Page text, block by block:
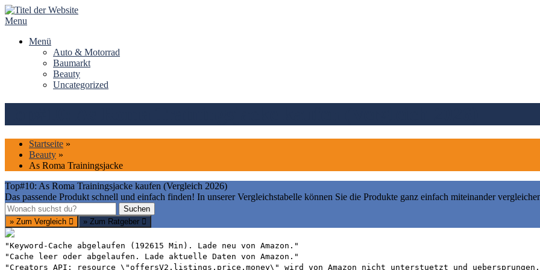
Skip
to
Menu
Menü
Auto & Motorrad
Baumarkt
Beauty
Uncategorized
Startseite »
Beauty »
As Roma Trainingsjacke
Top#10: As Roma Trainingsjacke kaufen (Vergleich 2026)
Das passende Produkt schnell und einfach finden! In unserer Vergleichstabelle können Sie die Produkte ganz einfach miteinander
Suchen
Suchen
» Zum Vergleich
» Zum Ratgeber
"Keyword-Cache abgelaufen (192615 Min). Lade neu von Amazon."
"Cache leer oder abgelaufen. Lade aktuelle Daten von Amazon."
"Creators API: resource \"offersV2.listings.price.money\" wird von Amazon nicht unterstuetzt und